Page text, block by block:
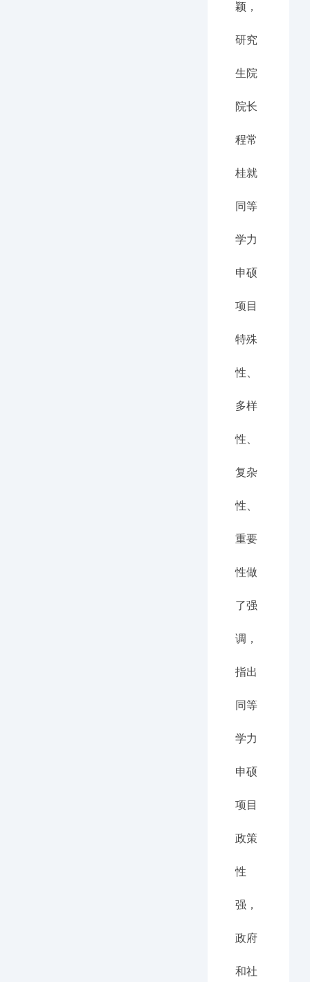
颖，
研究
生院
院长
程常
桂就
同等
学力
申硕
项目
特殊
性、
多样
性、
复杂
性、
重要
性做
了强
调，
指出
同等
学力
申硕
项目
政策
性
强，
政府
和社